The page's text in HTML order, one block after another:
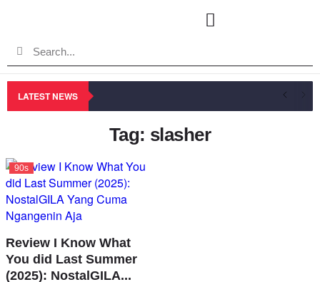
LATEST NEWS
Tag: slasher
90s
Review I Know What
You did Last Summer
(2025): NostalGILA...